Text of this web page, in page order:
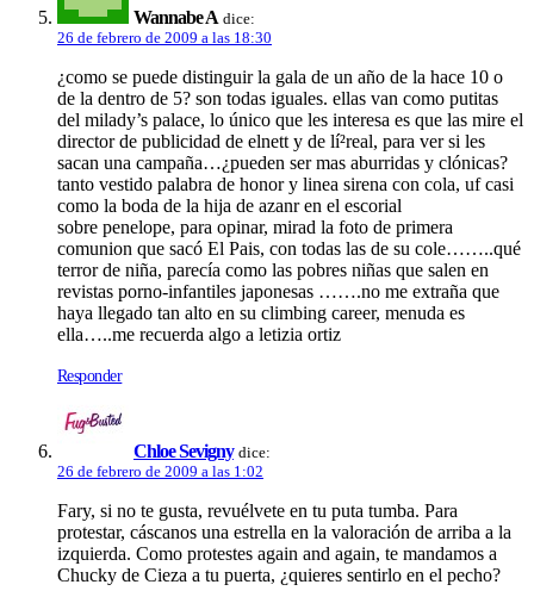
Wannabe A dice:
26 de febrero de 2009 a las 18:30
¿como se puede distinguir la gala de un año de la hace 10 o
de la dentro de 5? son todas iguales. ellas van como putitas
del milady’s palace, lo único que les interesa es que las mire el
director de publicidad de elnett y de lí²real, para ver si les
sacan una campaña…¿pueden ser mas aburridas y clónicas?
tanto vestido palabra de honor y linea sirena con cola, uf casi
como la boda de la hija de azanr en el escorial
sobre penelope, para opinar, mirad la foto de primera
comunion que sacó El Pais, con todas las de su cole……..qué
terror de niña, parecí­a como las pobres niñas que salen en
revistas porno-infantiles japonesas …….no me extraña que
haya llegado tan alto en su climbing career, menuda es
ella…..me recuerda algo a letizia ortiz
Responder
Chloe Sevigny dice:
26 de febrero de 2009 a las 1:02
Fary, si no te gusta, revuélvete en tu puta tumba. Para
protestar, cáscanos una estrella en la valoración de arriba a la
izquierda. Como protestes again and again, te mandamos a
Chucky de Cieza a tu puerta, ¿quieres sentirlo en el pecho?